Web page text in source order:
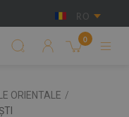
RO
0
ORIENTALE /